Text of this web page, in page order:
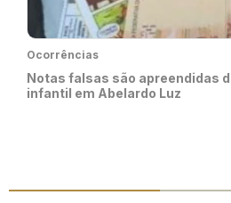
Ocorrências
Notas falsas são apreendidas
infantil em Abelardo Luz